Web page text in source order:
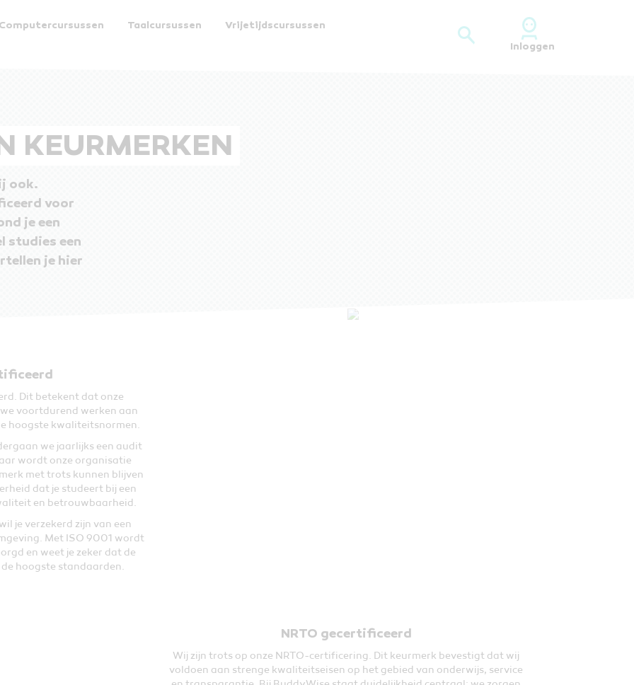
Computercursussen Taalcursussen Vrijetijdscursussen
Inloggen
KEURMERKEN
ook.
voor
je een
studies een
je hier
Dit betekent dat onze
voortdurend werken aan
hoogste kwaliteitsnormen.
we jaarlijks een audit
wordt onze organisatie
met trots kunnen blijven
dat je studeert bij een
en betrouwbaarheid.
je verzekerd zijn van een
Met ISO 9001 wordt
en weet je zeker dat de
hoogste standaarden.
NRTO gecertificeerd
Wij zijn trots op onze NRTO-certificering. Dit keurmerk bevestigt dat wij
voldoen aan strenge kwaliteitseisen op het gebied van onderwijs, service